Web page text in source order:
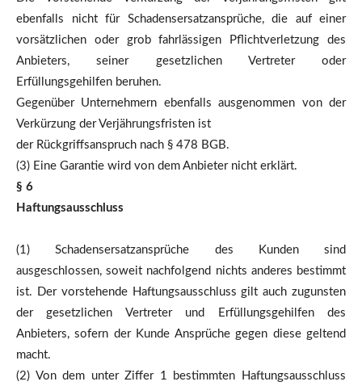
ebenfalls nicht für Schadensersatzansprüche, die auf einer
vorsätzlichen oder grob fahrlässigen Pflichtverletzung des
Anbieters, seiner gesetzlichen Vertreter oder
Erfüllungsgehilfen beruhen.
Gegenüber Unternehmern ebenfalls ausgenommen von der
Verkürzung der Verjährungsfristen ist
der Rückgriffsanspruch nach § 478 BGB.
(3) Eine Garantie wird von dem Anbieter nicht erklärt.
§ 6
Haftungsausschluss
(1) Schadensersatzansprüche des Kunden sind
ausgeschlossen, soweit nachfolgend nichts anderes bestimmt
ist. Der vorstehende Haftungsausschluss gilt auch zugunsten
der gesetzlichen Vertreter und Erfüllungsgehilfen des
Anbieters, sofern der Kunde Ansprüche gegen diese geltend
macht.
(2) Von dem unter Ziffer 1 bestimmten Haftungsausschluss